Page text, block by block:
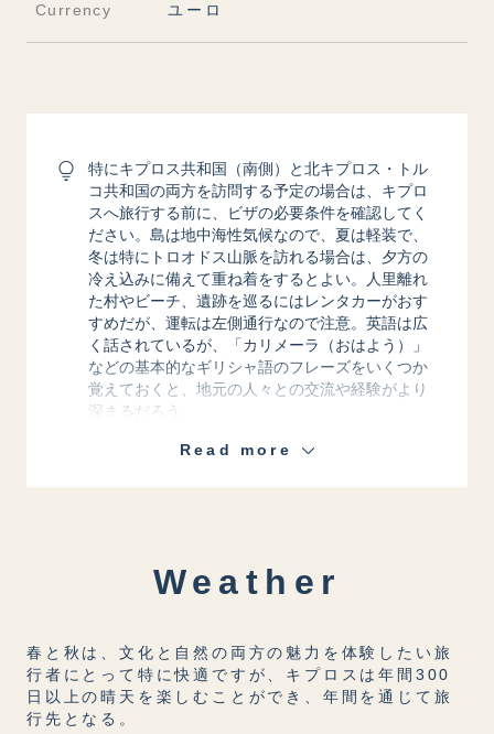
Currency ユーロ
特にキプロス共和国（南側）と北キプロス・トル
コ共和国の両方を訪問する予定の場合は、キプロ
スへ旅行する前に、ビザの必要条件を確認してく
ださい。島は地中海性気候なので、夏は軽装で、
冬は特にトロオドス山脈を訪れる場合は、夕方の
冷え込みに備えて重ね着をするとよい。人里離れ
た村やビーチ、遺跡を巡るにはレンタカーがおす
すめだが、運転は左側通行なので注意。英語は広
く話されているが、「カリメーラ（おはよう）」
などの基本的なギリシャ語のフレーズをいくつか
覚えておくと、地元の人々との交流や経験がより
深まるだろう。
Read more
Weather
春と秋は、文化と自然の両方の魅力を体験したい旅
行者にとって特に快適ですが、キプロスは年間300
日以上の晴天を楽しむことができ、年間を通じて旅
行先となる。